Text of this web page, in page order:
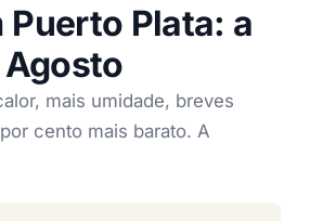
Plata: a
Agosto
mais umidade, breves
cento mais barato. A